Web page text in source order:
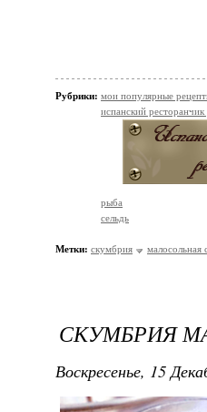
Рубрики: мои популярные
испанский
рыба
сельдь
Метки: скумбрия малосольная
СКУМБРИЯ
Воскресенье, 15